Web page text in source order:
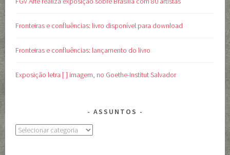
Fronteiras e confluências: livro disponível para download
Fronteiras e confluências: lançamento do livro
Exposição letra [ ] imagem, no Goethe-Institut Salvador
ASSUNTOS
Assuntos